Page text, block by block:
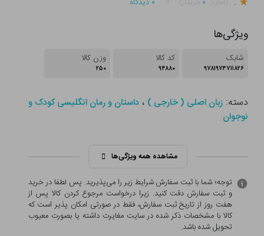
ویژگی‌ها
شابک
۹۷۸۱۹۷۴۷۱۱۸۲۶
کد کالا
۹۴۸۸۰
وزن کالا
۲۵۰
دسته:زبان اصلی ( خارجی ) ،داستان و رمان انگلیسی کودک و
نوجوان
مشاهده همه ویژگی‌ها
توجه؛ شما با ثبت سفارش شرایط زیر را می‌پذیرید. پس لطفا در خرید
و ثبت سفارش دقت کنید. زیرا درخواست مرجوع کردن کالا پس از
هفت روز از تاریخ ثبت سفارش، فقط در صورتی امکان پذیر است که
کالا با مشخصات ذکر شده در سایت مغایرت داشته یا بصورت معيوب
تحویل شده باشد.